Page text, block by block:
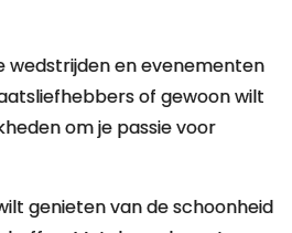
wedstrijden en evenementen
of gewoon wilt
om je passie voor
genieten van de schoonheid